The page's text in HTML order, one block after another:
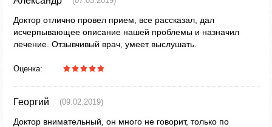
Доктор отлично провел прием, все рассказал, дал
исчерпывающее описание нашей проблемы и назначил
лечение. Отзывчивый врач, умеет выслушать.
Оценка:
Георгий (09.02.2019)
Доктор внимательный, он много не говорит, только по